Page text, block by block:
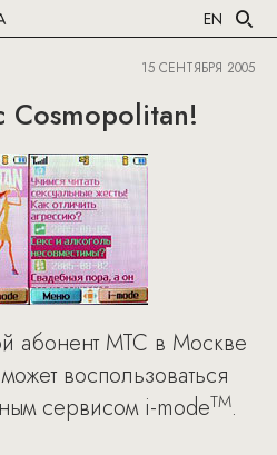
EN
15 СЕНТЯБРЯ 2005
Cosmopolitan!
абонент МТС в Москве
воспользоваться
сервисом i-modeTM.